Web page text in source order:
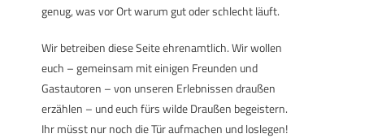
genug, was vor Ort warum gut oder schlecht läuft.
Wir betreiben diese Seite ehrenamtlich. Wir wollen
euch – gemeinsam mit einigen Freunden und
Gastautoren – von unseren Erlebnissen draußen
erzählen – und euch fürs wilde Draußen begeistern.
Ihr müsst nur noch die Tür aufmachen und loslegen!